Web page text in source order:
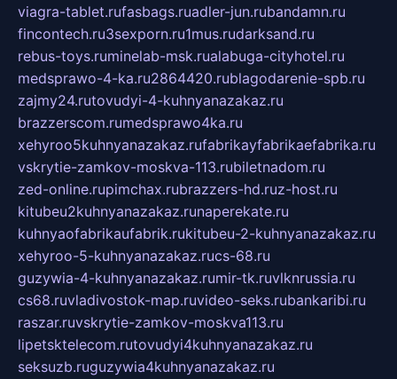
viagra-tablet.rufasbags.ruadler-jun.rubandamn.ru
fincontech.ru3sexporn.ru1mus.rudarksand.ru
rebus-toys.ruminelab-msk.rualabuga-cityhotel.ru
medsprawo-4-ka.ru2864420.rublagodarenie-spb.ru
zajmy24.rutovudyi-4-kuhnyanazakaz.ru
brazzerscom.rumedsprawo4ka.ru
xehyroo5kuhnyanazakaz.rufabrikayfabrikaefabrika.ru
vskrytie-zamkov-moskva-113.rubiletnadom.ru
zed-online.rupimchax.rubrazzers-hd.ruz-host.ru
kitubeu2kuhnyanazakaz.runaperekate.ru
kuhnyaofabrikaufabrik.rukitubeu-2-kuhnyanazakaz.ru
xehyroo-5-kuhnyanazakaz.rucs-68.ru
guzywia-4-kuhnyanazakaz.rumir-tk.ruvlknrussia.ru
cs68.ruvladivostok-map.ruvideo-seks.rubankaribi.ru
raszar.ruvskrytie-zamkov-moskva113.ru
lipetsktelecom.rutovudyi4kuhnyanazakaz.ru
seksuzb.ruguzywia4kuhnyanazakaz.ru